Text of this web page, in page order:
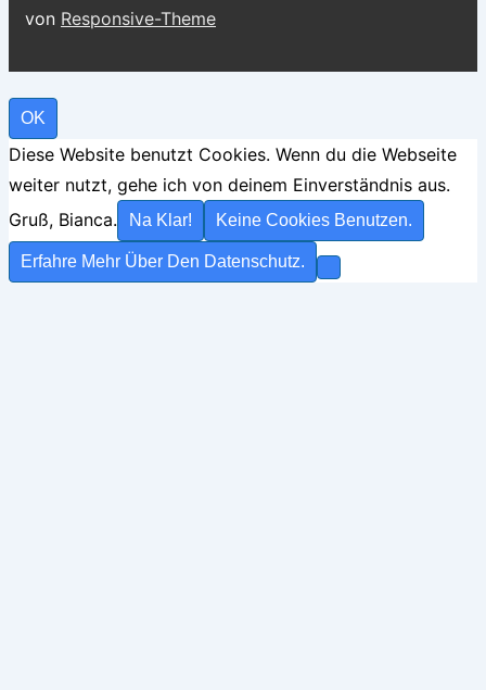
von Responsive-Theme
OK
Diese Website benutzt Cookies. Wenn du die Webseite
weiter nutzt, gehe ich von deinem Einverständnis aus.
Gruß, Bianca.
Na Klar! Keine Cookies Benutzen.
Erfahre Mehr Über Den Datenschutz.